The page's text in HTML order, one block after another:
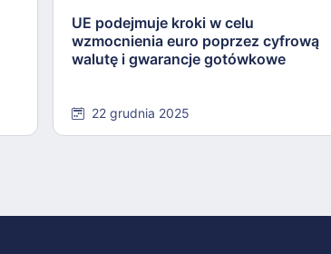
UE podejmuje kroki w celu
wzmocnienia euro poprzez cyfrową
walutę i gwarancje gotówkowe
22 grudnia 2025